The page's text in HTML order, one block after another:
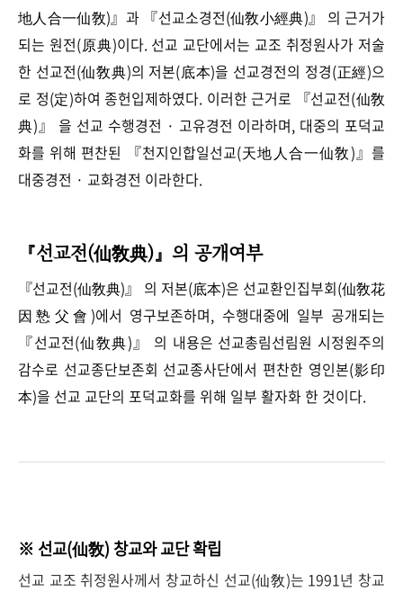
地人合一仙敎)』과 『선교소경전(仙敎小經典)』 의 근거가
되는 원전(原典)이다. 선교 교단에서는 교조 취정원사가 저술
한 선교전(仙敎典)의 저본(底本)을 선교경전의 정경(正經)으
로 정(定)하여 종헌입제하였다. 이러한 근거로 『선교전(仙敎
典)』 을 선교 수행경전 · 고유경전 이라하며, 대중의 포덕교
화를 위해 편찬된 『천지인합일선교(天地人合一仙敎)』를
대중경전 · 교화경전 이라한다.
『선교전(仙敎典)』의 공개여부
『선교전(仙敎典)』 의 저본(底本)은 선교환인집부회(仙敎花
因慹父會)에서 영구보존하며, 수행대중에 일부 공개되는
『선교전(仙敎典)』 의 내용은 선교총림선림원 시정원주의
감수로 선교종단보존회 선교종사단에서 편찬한 영인본(影印
本)을 선교 교단의 포덕교화를 위해 일부 활자화 한 것이다.
※ 선교(仙敎) 창교와 교단 확립
선교 교조 취정원사께서 창교하신 선교(仙敎)는 1991년 창교